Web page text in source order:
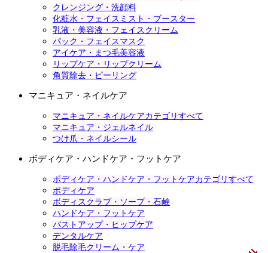
クレンジング・洗顔料
化粧水・フェイスミスト・ブースター
乳液・美容液・フェイスクリーム
パック・フェイスマスク
アイケア・まつ毛美容液
リップケア・リップクリーム
角質除去・ピーリング
マニキュア・ネイルケア
マニキュア・ネイルケアカテゴリすべて
マニキュア・ジェルネイル
つけ爪・ネイルシール
ボディケア・ハンドケア・フットケア
ボディケア・ハンドケア・フットケアカテゴリすべて
ボディケア
ボディスクラブ・ソープ・石鹸
ハンドケア・フットケア
バストアップ・ヒップケア
デンタルケア
脱毛除毛クリーム・ケア